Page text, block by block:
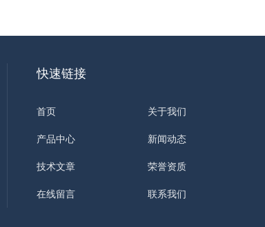
快速链接
首页 关于我们
产品中心 新闻动态
技术文章 荣誉资质
在线留言 联系我们